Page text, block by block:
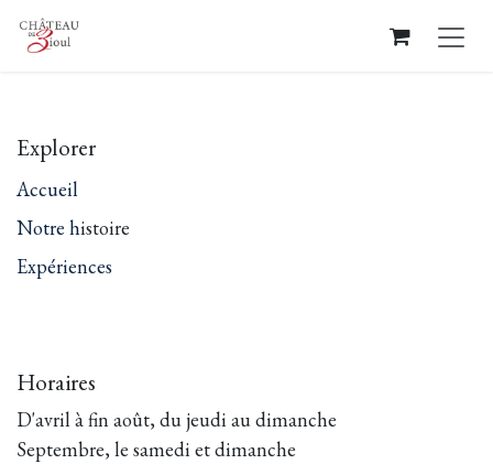
Se rendre au contenu
Explorer
Accueil
Notre histoire
Expériences
Horaires
D'avril à fin août, du jeudi au dimanche
Septembre, le samedi et dimanche